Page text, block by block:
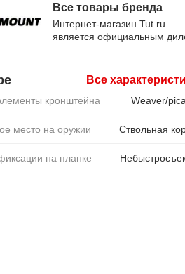
Все товары бренда
Интернет-магазин Tut.ru
является официальным
Все
кронштейна Weaver/
место на оружии Ствольная
на планке